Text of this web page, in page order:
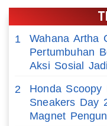
1
Wahana Artha
Pertumbuhan
Aksi Sosial
2
Honda
Sneakers Day
Magnet